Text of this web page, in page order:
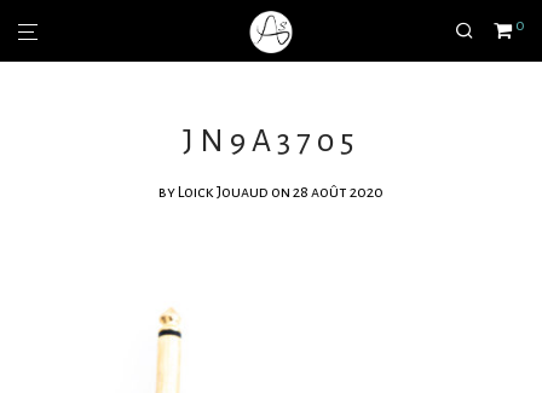
0
JN9A3705
by Loick Jouaud on 28 août 2020